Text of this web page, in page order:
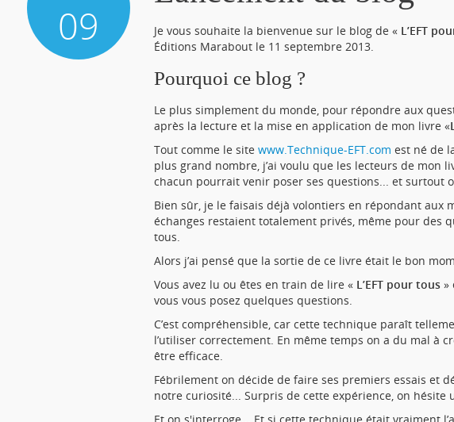
09
Je vous souhaite la bienvenue sur le blog de « L’EFT
Éditions Marabout le 11 septembre 2013.
Pourquoi ce blog ?
Le plus simplement du monde, pour répondre aux
après la lecture et la mise en application de mon livre «
Tout comme le site www.Technique-EFT.com est né de
plus grand nombre, j’ai voulu que les lecteurs de mon
chacun pourrait venir poser ses questions... et surtout
Bien sûr, je le faisais déjà volontiers en répondant aux
échanges restaient totalement privés, même pour des
tous.
Alors j’ai pensé que la sortie de ce livre était le bon
Vous avez lu ou êtes en train de lire « L’EFT pour tous»
vous vous posez quelques questions.
C’est compréhensible, car cette technique paraît
l’utiliser correctement. En même temps on a du mal à
être efficace.
Fébrilement on décide de faire ses premiers essais et
notre curiosité... Surpris de cette expérience, on hésite